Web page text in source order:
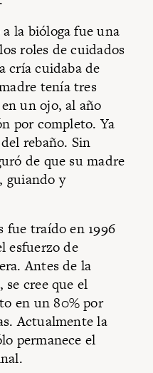
la bióloga fue una
roles de cuidados
cría cuidaba de
tenía tres
un ojo, al año
por completo. Ya
rebaño. Sin
de que su madre
guiando y
fue traído en 1996
esfuerzo de
Antes de la
se cree que el
en un 80% por
Actualmente la
permanece el